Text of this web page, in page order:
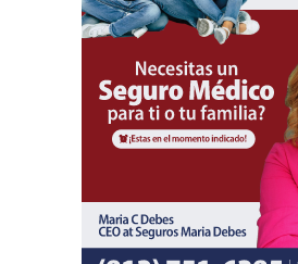
Al igual que las asambleas
las asambleas internacionales es
y no se realizan colectas de dinero.
La información oficial sobre fechas,
completo de las Asambleas